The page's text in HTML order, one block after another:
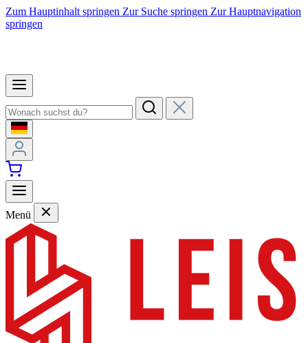
Zum Hauptinhalt springen Zur Suche springen Zur Hauptnavigation
springen
Menü